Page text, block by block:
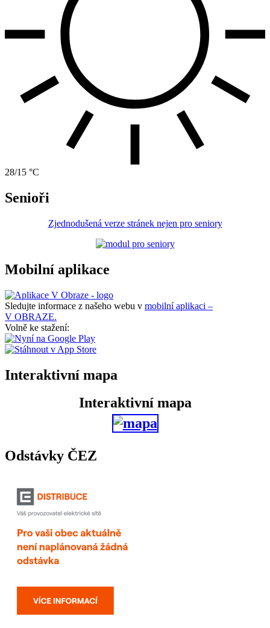
28/15 °C
Senioři
Zjednodušená verze stránek nejen pro seniory
Mobilní aplikace
Sledujte informace z našeho webu v mobilní aplikaci –
V OBRAZE.
Volně ke stažení:
Interaktivní mapa
Interaktivní mapa
Odstávky ČEZ